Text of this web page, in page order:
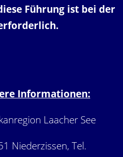
Führung ist bei der
Informationen:
Laacher See
Niederzissen, Tel.